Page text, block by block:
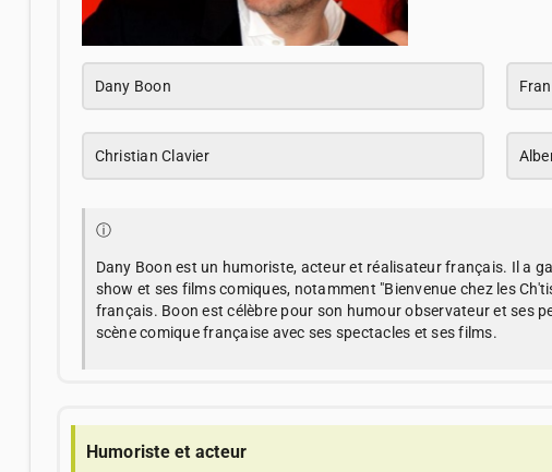
Dany Boon
Christian Clavier
ⓘ
Dany Boon est un humoriste, acteur et réalisateur français. Il a
show et ses films comiques, notamment "Bienvenue chez les
français. Boon est célèbre pour son humour observateur et ses
scène comique française avec ses spectacles et ses films.
Humoriste et acteur